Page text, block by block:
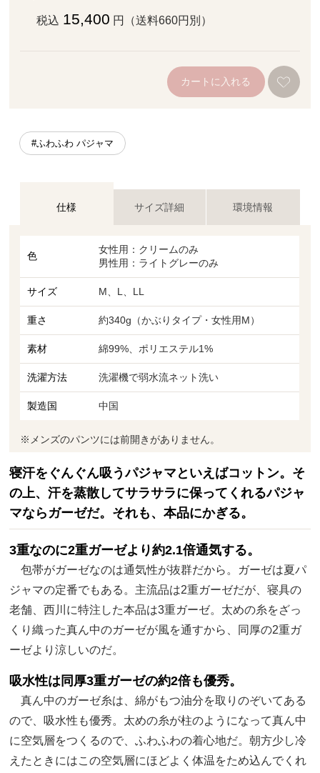
税込 15,400 円（送料660円別）
カートに入れる
#ふわふわ パジャマ
仕様 サイズ詳細 環境情報
色
女性用：クリームのみ
男性用：ライトグレーのみ
サイズ M、L、LL
重さ 約340g（かぶりタイプ・女性用M）
素材 綿99%、ポリエステル1%
洗濯方法 洗濯機で弱水流ネット洗い
製造国 中国
※メンズのパンツには前開きがありません。
寝汗をぐんぐん吸うパジャマといえばコットン。そ
の上、汗を蒸散してサラサラに保ってくれるパジャ
マならガーゼだ。それも、本品にかぎる。
3重なのに2重ガーゼより約2.1倍通気する。
包帯がガーゼなのは通気性が抜群だから。ガーゼは夏パ
ジャマの定番でもある。主流品は2重ガーゼだが、寝具の
老舗、西川に特注した本品は3重ガーゼ。太めの糸をざっ
くり織った真ん中のガーゼが風を通すから、同厚の2重ガ
ーゼより涼しいのだ。
吸水性は同厚3重ガーゼの約2倍も優秀。
真ん中のガーゼ糸は、綿がもつ油分を取りのぞいてある
ので、吸水性も優秀。太めの糸が柱のようになって真ん中
に空気層をつくるので、ふわふわの着心地だ。朝方少し冷
えたときにはこの空気層にほどよく体温をため込んでくれ